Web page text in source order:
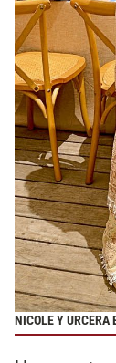
NICOLE Y URCERA